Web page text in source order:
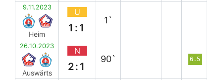
9.11.2023
Heim
U
1:1
1`
26.10.2023
Auswärts
N
2:1
90` 6.5